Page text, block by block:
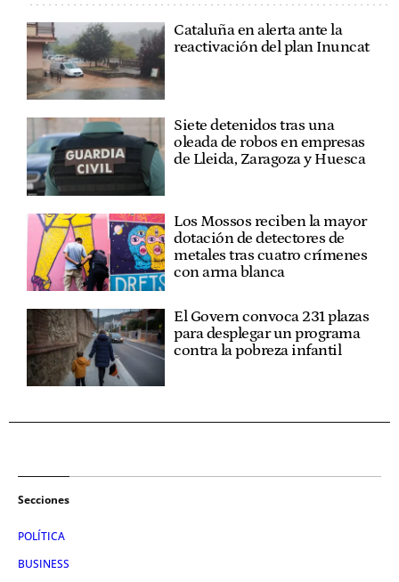
Cataluña en alerta ante la
reactivación del plan Inuncat
Siete detenidos tras una
oleada de robos en empresas
de Lleida, Zaragoza y Huesca
Los Mossos reciben la mayor
dotación de detectores de
metales tras cuatro crímenes
con arma blanca
El Govern convoca 231 plazas
para desplegar un programa
contra la pobreza infantil
Secciones
POLÍTICA
BUSINESS